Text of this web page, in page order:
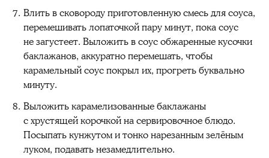
Влить в сковороду приготовленную смесь для соуса,
перемешивать лопаточкой пару минут, пока соус
не загустеет. Выложить в соус обжаренные кусочки
баклажанов, аккуратно перемешать, чтобы
карамельный соус покрыл их, прогреть буквально
минуту.
Выложить карамелизованные баклажаны
с хрустящей корочкой на сервировочное блюдо.
Посыпать кунжутом и тонко нарезанным зелёным
луком, подавать незамедлительно.